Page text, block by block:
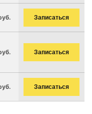
Записаться
Записаться
Записаться